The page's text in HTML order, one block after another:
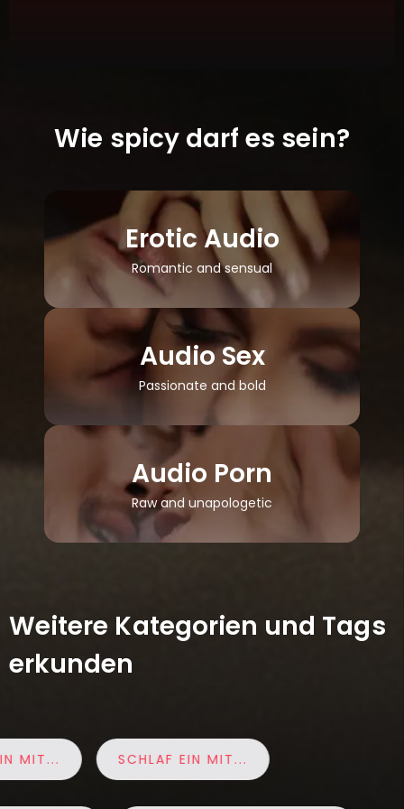
Wie spicy darf es sein?
Erotic Audio
Romantic and sensual
Audio Sex
Passionate and bold
Audio Porn
Raw and unapologetic
Weitere Kategorien und Tags
erkunden
SCHLAF EIN MIT...